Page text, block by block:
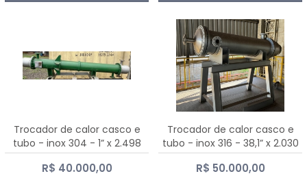
Trocador de calor casco e
tubo - inox 304 - 1” x 2.498
mm
R$ 40.000,00
Trocador de calor casco e
tubo - inox 316 - 38,1” x 2.030
mm
R$ 50.000,00